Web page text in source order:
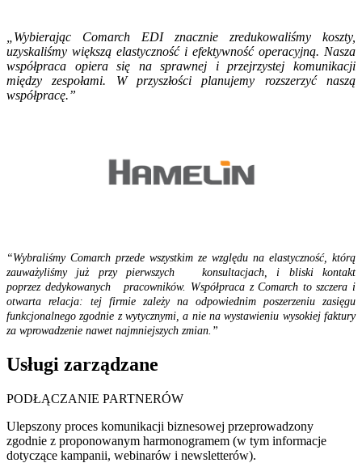
„Wybierając Comarch EDI znacznie zredukowaliśmy koszty,
uzyskaliśmy większą elastyczność i efektywność operacyjną. Nasza
współpraca opiera się na sprawnej i przejrzystej komunikacji
między zespołami. W przyszłości planujemy rozszerzyć naszą
współpracę.”
“Wybraliśmy Comarch przede wszystkim ze względu na elastyczność, którą
zauważyliśmy już przy pierwszych konsultacjach, i bliski kontakt
poprzez dedykowanych pracowników. Współpraca z Comarch to szczera i
otwarta relacja: tej firmie zależy na odpowiednim poszerzeniu zasięgu
funkcjonalnego zgodnie z wytycznymi, a nie na wystawieniu wysokiej faktury
za wprowadzenie nawet najmniejszych zmian.”
Usługi zarządzane
PODŁĄCZANIE PARTNERÓW
Ulepszony proces komunikacji biznesowej przeprowadzony
zgodnie z proponowanym harmonogramem (w tym informacje
dotyczące kampanii, webinarów i newsletterów).